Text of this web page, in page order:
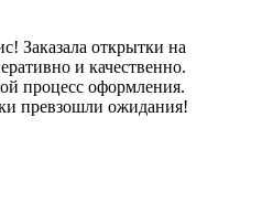
Заказала открытки на
и качественно.
процесс оформления.
превзошли ожидания!